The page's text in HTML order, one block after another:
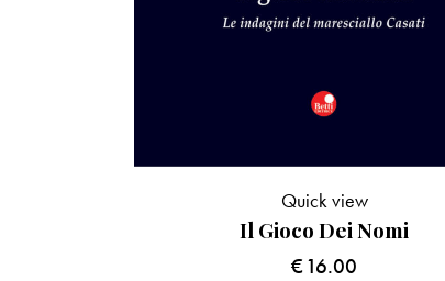
Il Gioco Dei Nomi
€16.00
Quick view